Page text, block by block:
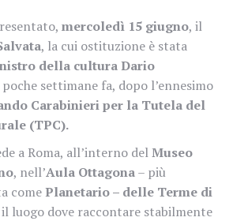
mercoledì 15 giugno, il
, la cui ostituzione è stata
della cultura Dario
settimane fa, dopo l’ennesimo
Carabinieri per la Tutela del
(TPC).
a Roma, all’interno delMuseo
, nell’Aula Ottagona– più
comePlanetario – delle Terme di
il luogo dove raccontare stabilmente